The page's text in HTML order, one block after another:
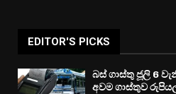
EDITOR'S PICKS
බස් ගාස්තු ජූලි 6
අවම ගාස්තුව